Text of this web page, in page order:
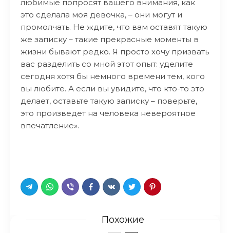
любимые попросят вашего внимания, как
это сделала моя девочка, – они могут и
промолчать. Не ждите, что вам оставят такую
же записку – такие прекрасные моменты в
жизни бывают редко. Я просто хочу призвать
вас разделить со мной этот опыт: уделите
сегодня хотя бы немного времени тем, кого
вы любите. А если вы увидите, что кто-то это
делает, оставьте такую записку – поверьте,
это произведет на человека невероятное
впечатление».
Похожие